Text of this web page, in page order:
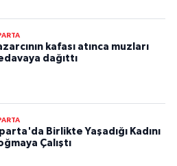
kafası atınca muzları
dağıttı
Birlikte Yaşadığı Kadını
Çalıştı